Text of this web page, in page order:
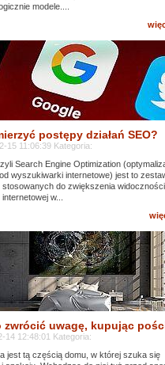
modele....
postępy działań SEO?
15 11:06:39 Kategoria:
Search Engine Optimization
wyszukiwarki internetowe) jest to
stosowanych do zwiększenia widoczności
w...
zwrócić uwagę, kupując
14 12:48:01 Kategoria:
jest tą częścią domu, w której szuka się